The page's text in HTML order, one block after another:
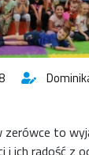
zerówce to
i ich radość z